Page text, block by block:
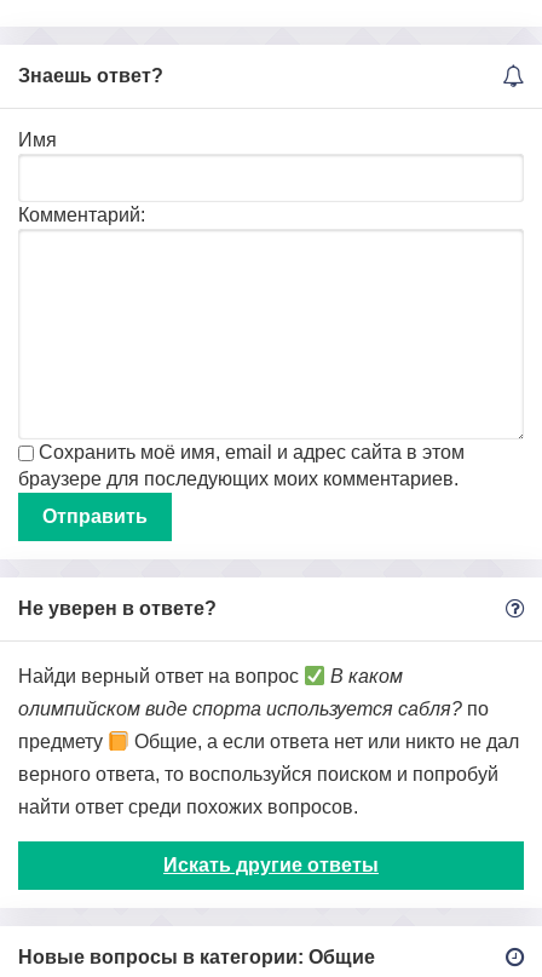
Знаешь ответ?
Имя
Комментарий:
Сохранить моё имя, email и адрес сайта в этом
браузере для последующих моих комментариев.
Не уверен в ответе?
Найди верный ответ на вопрос
В каком
олимпийском виде спорта используется сабля? по
предмету
Общие, а если ответа нет или никто не дал
верного ответа, то воспользуйся поиском и попробуй
найти ответ среди похожих вопросов.
Искать другие ответы
Новые вопросы в категории: Общие